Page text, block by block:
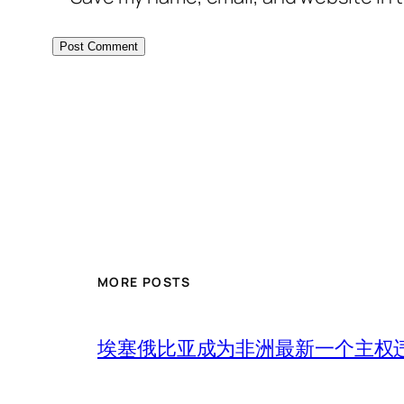
MORE POSTS
埃塞俄比亚成为非洲最新一个主权